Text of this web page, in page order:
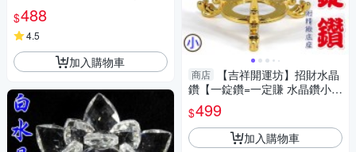
3包海鹽 消磁碗+海鹽】淨化陽
宅
$488
4.5
加入購物車
商店
【吉祥開運坊】招財水晶
鑽【一錠鑽=一定賺 水晶鑽小型
約6cm含底座 多色可供選擇】
淨化 擇日
$499
加入購物車